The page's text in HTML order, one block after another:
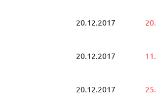
20.12.2017
20.12.2017
20.12.2017